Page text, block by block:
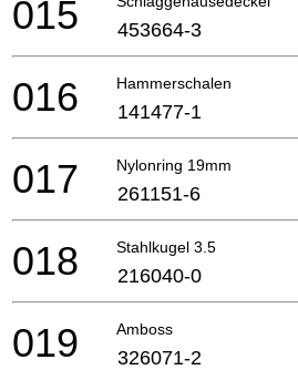
015 453664-3
Hammerschalen
016 141477-1
Nylonring 19mm
017 261151-6
Stahlkugel 3.5
018 216040-0
Amboss
019 326071-2